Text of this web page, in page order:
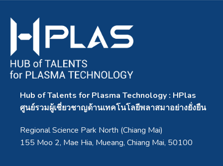
Hub of Talents for Plasma Technology : HPlas
ศูนย์รวมผู้เชี่ยวชาญด้านเทคโนโลยีพลาสมาอย่างยั่งยืน
Regional Science Park North (Chiang Mai)
155 Moo 2, Mae Hia, Mueang, Chiang Mai, 50100